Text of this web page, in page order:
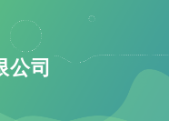
公司